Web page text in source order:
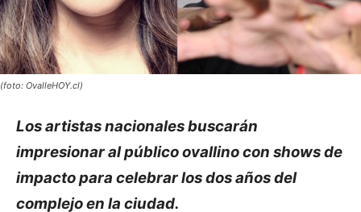
(foto: OvalleHOY.cl)
Los artistas nacionales buscarán
impresionar al público ovallino con shows de
impacto para celebrar los dos años del
complejo en la ciudad.